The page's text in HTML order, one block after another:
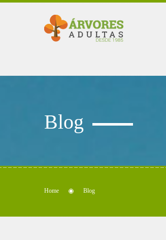
Blog
Home Blog